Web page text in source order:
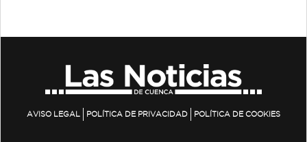
AVISO LEGAL POLÍTICA DE PRIVACIDAD POLÍTICA DE COOKIES